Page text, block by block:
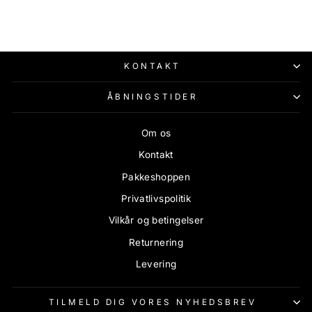
KONTAKT
ÅBNINGSTIDER
Om os
Kontakt
Pakkeshoppen
Privatlivspolitik
Vilkår og betingelser
Returnering
Levering
TILMELD DIG VORES NYHEDSBREV